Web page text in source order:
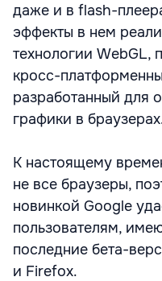
даже и в flash-
эффекты в нем
технологии WebGL,
кросс-
разработанный для
графики в
К настоящему
не все браузеры,
новинкой Google
пользователям,
последние бета-
и Firefox.